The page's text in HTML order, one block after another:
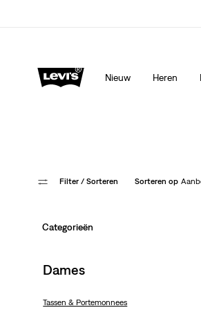
Levi's App. Het beste van
Nieuw Heren
Filter / Sorteren Sorteren op
Categorieën
Dames
Tassen & Portemonnees